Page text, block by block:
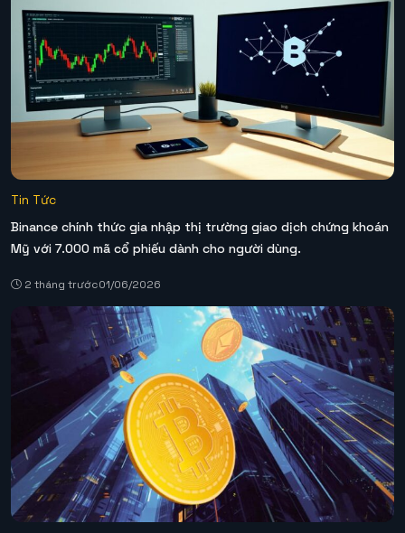
Tin Tức
Binance chính thức gia nhập thị trường giao dịch chứng khoán
Mỹ với 7.000 mã cổ phiếu dành cho người dùng.
2 tháng trước01/06/2026